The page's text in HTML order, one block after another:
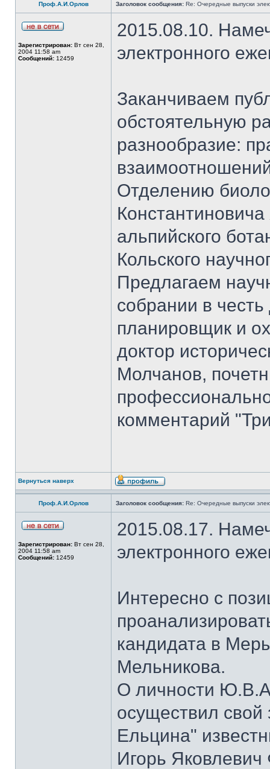
Проф.А.И.Орлов Заголовок сообщения: Re: Очередные выпуски
Зарегистрирован: Вт сен 28,
2004 11:58 am
Сообщений: 12459
2015.08.10.
электронного
Заканчиваем
обстоятельную
разнообразие:
Отделению
альпийского
Кольского
Предлагаем
собрании в
планировщик и
доктор
Молчанов,
комментарий
Вернуться наверх
Проф.А.И.Орлов Заголовок сообщения: Re: Очередные выпуски
Зарегистрирован: Вт сен 28,
2004 11:58 am
Сообщений: 12459
2015.08.17.
электронного
Интересно с
кандидата в
Мельникова.
О личности
осуществил
Ельцина"
Игорь